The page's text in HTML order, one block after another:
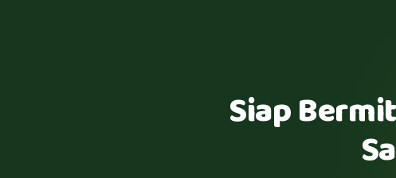
Siap